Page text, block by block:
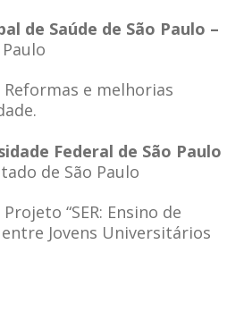
de Saúde de São Paulo –
Reformas e melhorias
Federal de São Paulo
de São Paulo
“SER: Ensino de
Jovens Universitários